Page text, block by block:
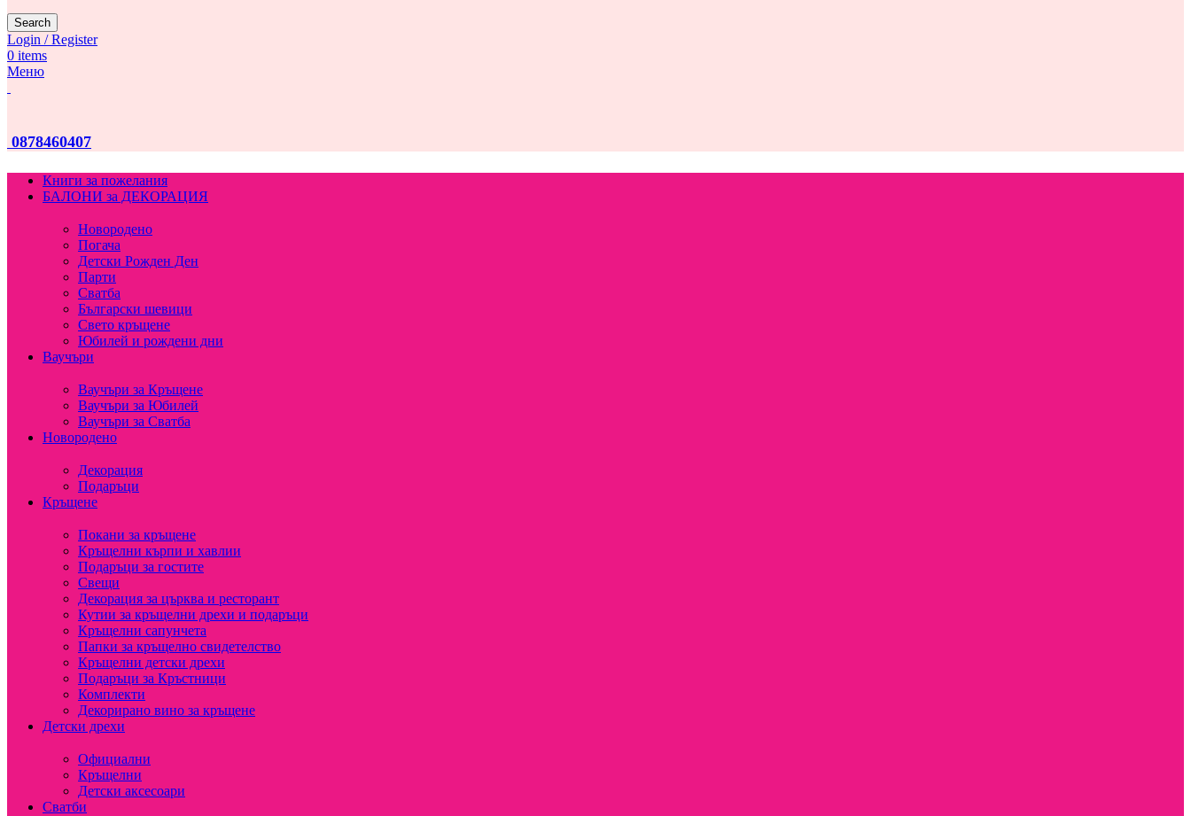
Search
Login / Register
0 items
Меню
0878460407
Книги за пожелания
БАЛОНИ за ДЕКОРАЦИЯ
Новородено
Погача
Детски Рожден Ден
Парти
Сватба
Български шевици
Свето кръщене
Юбилей и рождени дни
Ваучъри
Ваучъри за Кръщене
Ваучъри за Юбилей
Ваучъри за Сватба
Новородено
Декорация
Подаръци
Кръщене
Покани за кръщене
Кръщелни кърпи и хавлии
Подаръци за гостите
Свещи
Декорация за църква и ресторант
Кутии за кръщелни дрехи и подаръци
Кръщелни сапунчета
Папки за кръщелно свидетелство
Кръщелни детски дрехи
Подаръци за Кръстници
Комплекти
Декорирано вино за кръщене
Детски дрехи
Официални
Кръщелни
Детски аксесоари
Сватби